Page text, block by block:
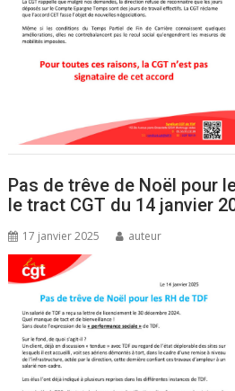
Pas de trêve de Noël pour
le tract CGT du 14 janvier
17 janvier 2025 auteur